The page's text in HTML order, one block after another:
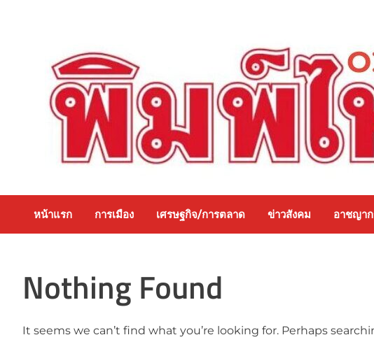
หน้าแรก การเมือง เศรษฐกิจ/การตลาด ข่าวสังคม อาชญา
Nothing Found
It seems we can’t find what you’re looking for. Perhaps